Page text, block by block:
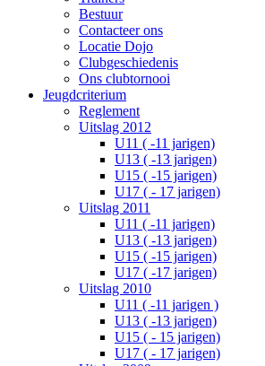
Bestuur
Contacteer ons
Locatie Dojo
Clubgeschiedenis
Ons clubtornooi
Jeugdcriterium
Reglement
Uitslag 2012
U11 ( -11 jarigen)
U13 ( -13 jarigen)
U15 ( -15 jarigen)
U17 ( - 17 jarigen)
Uitslag 2011
U11 ( -11 jarigen)
U13 ( -13 jarigen)
U15 ( -15 jarigen)
U17 ( -17 jarigen)
Uitslag 2010
U11 ( -11 jarigen )
U13 ( -13 jarigen)
U15 ( - 15 jarigen)
U17 ( - 17 jarigen)